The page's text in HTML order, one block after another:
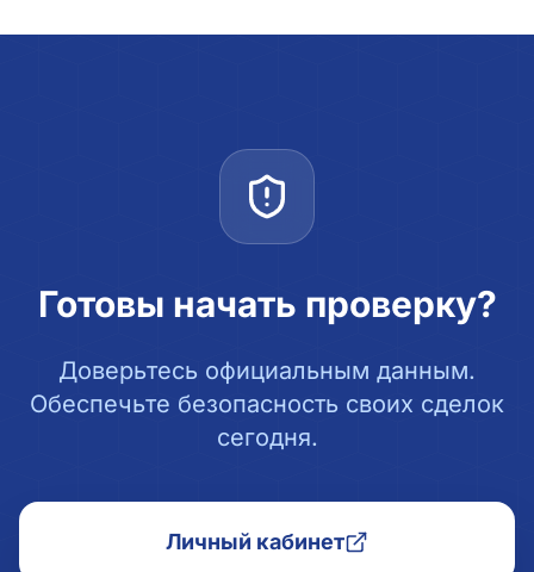
Готовы начать проверку?
Доверьтесь официальным данным.
Обеспечьте безопасность своих сделок
сегодня.
Личный кабинет